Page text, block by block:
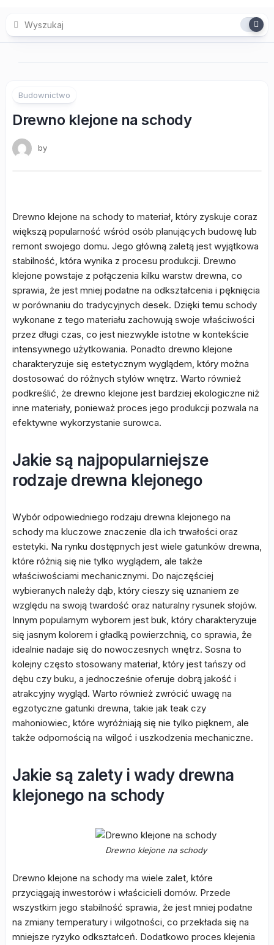
content
Budownictwo
Drewno klejone na schody
by
Drewno klejone na schody to materiał, który zyskuje coraz
większą popularność wśród osób planujących budowę lub
remont swojego domu. Jego główną zaletą jest wyjątkowa
stabilność, która wynika z procesu produkcji. Drewno
klejone powstaje z połączenia kilku warstw drewna, co
sprawia, że jest mniej podatne na odkształcenia i pęknięcia
w porównaniu do tradycyjnych desek. Dzięki temu schody
wykonane z tego materiału zachowują swoje właściwości
przez długi czas, co jest niezwykle istotne w kontekście
intensywnego użytkowania. Ponadto drewno klejone
charakteryzuje się estetycznym wyglądem, który można
dostosować do różnych stylów wnętrz. Warto również
podkreślić, że drewno klejone jest bardziej ekologiczne niż
inne materiały, ponieważ proces jego produkcji pozwala na
efektywne wykorzystanie surowca.
Jakie są najpopularniejsze
rodzaje drewna klejonego
Wybór odpowiedniego rodzaju drewna klejonego na
schody ma kluczowe znaczenie dla ich trwałości oraz
estetyki. Na rynku dostępnych jest wiele gatunków drewna,
które różnią się nie tylko wyglądem, ale także
właściwościami mechanicznymi. Do najczęściej
wybieranych należy dąb, który cieszy się uznaniem ze
względu na swoją twardość oraz naturalny rysunek słojów.
Innym popularnym wyborem jest buk, który charakteryzuje
się jasnym kolorem i gładką powierzchnią, co sprawia, że
idealnie nadaje się do nowoczesnych wnętrz. Sosna to
kolejny często stosowany materiał, który jest tańszy od
dębu czy buku, a jednocześnie oferuje dobrą jakość i
atrakcyjny wygląd. Warto również zwrócić uwagę na
egzotyczne gatunki drewna, takie jak teak czy
mahoniowiec, które wyróżniają się nie tylko pięknem, ale
także odpornością na wilgoć i uszkodzenia mechaniczne.
Jakie są zalety i wady drewna
klejonego na schody
Drewno klejone na schody
Drewno klejone na schody ma wiele zalet, które
przyciągają inwestorów i właścicieli domów. Przede
wszystkim jego stabilność sprawia, że jest mniej podatne
na zmiany temperatury i wilgotności, co przekłada się na
mniejsze ryzyko odkształceń. Dodatkowo proces klejenia